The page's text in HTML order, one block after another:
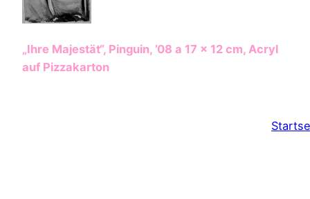
„Ihre Majestät“, Pinguin, ’08 a 17 x 12 cm, Acryl
auf Pizzakarton